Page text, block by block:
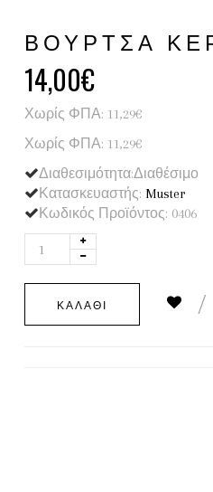
ΒΟΎΡΤΣΑ
14,00€
Χωρίς ΦΠΑ: 11,29€
Χωρίς ΦΠΑ: 11,29€
Διαθεσιμότητα:Διαθέσιμο
Κατασκευαστής: Muster
Κωδικός Προϊόντος: 0406
ΚΑΛΆΘΙ